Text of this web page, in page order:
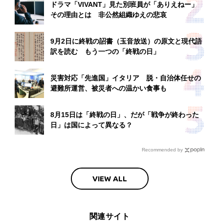
ドラマ「VIVANT」見た別班員が「ありえねー」
その理由とは 非公然組織ゆえの悲哀
9月2日に終戦の詔書（玉音放送）の原文と現代語
訳を読む もう一つの「終戦の日」
災害対応「先進国」イタリア 脱・自治体任せの
避難所運営、被災者への温かい食事も
8月15日は「終戦の日」、だが「戦争が終わった
日」は国によって異なる？
Recommended by
VIEW ALL
関連サイト